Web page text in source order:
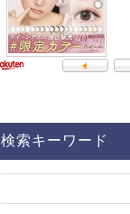
検索キーワード